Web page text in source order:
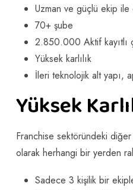
Uzman ve güçlü ekip ile
70+ şube
2.850.000 Aktif kayıtlı
Yüksek karlılık
İleri teknolojik alt yapı,
Yüksek
Franchise sektöründeki diğer
olarak herhangi bir yerden
Sadece 3 kişilik bir